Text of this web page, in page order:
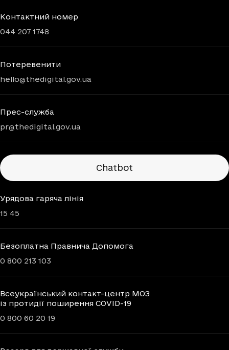
Контактний номер
044 207 1748
Потеревенити
hello@thedigital.gov.ua
Прес-служба
pr@thedigital.gov.ua
Chatbots
Chatbot
Урядова гаряча лінія
15 45
Безоплатна Правнича Допомога
0 800 213 103
Всеукраїнський контакт-центр МОЗ
із протидії поширення COVID-19
0 800 60 20 19